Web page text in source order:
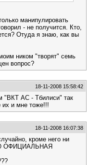
манипулировать
- не получится. Кто,
Отуда я знаю, как вы
ником "творят" семь
вопрос?
18-11-2008 15:58:42
"ВКТ АС - Тбилиси" так
их и мне тоже!!!
18-11-2008 16:07:38
кроме него ни
ОФИЦИАЛЬНАЯ